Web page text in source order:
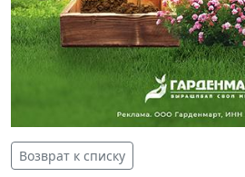
Возврат к списку